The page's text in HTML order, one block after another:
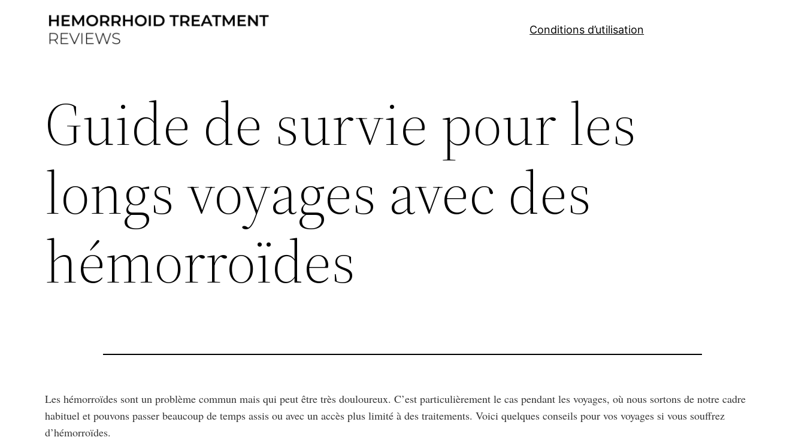
Conditions d’utilisation
Guide de survie pour les
longs voyages avec des
hémorroïdes
Les hémorroïdes sont un problème commun mais qui peut être très douloureux. C’est particulièrement le cas pendant les voyages, où nous sortons de notre cadre
habituel et pouvons passer beaucoup de temps assis ou avec un accès plus limité à des traitements. Voici quelques conseils pour vos voyages si vous souffrez
d’hémorroïdes.